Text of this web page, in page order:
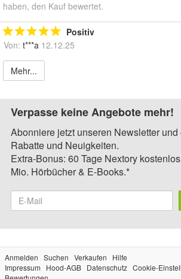
haben, den Kauf bewertet.
Positiv
Von: t***a 12.12.25
Mehr...
Verpasse keine Angebote mehr!
Abonniere jetzt unseren Newsletter
Rabatte und Neuigkeiten.
Extra-Bonus: 60 Tage Nextory
Mio. Hörbücher & E-Books.*
Anmelden Suchen Verkaufen
Hilfe
Impressum
Hood-AGB Datenschutz Cookie-